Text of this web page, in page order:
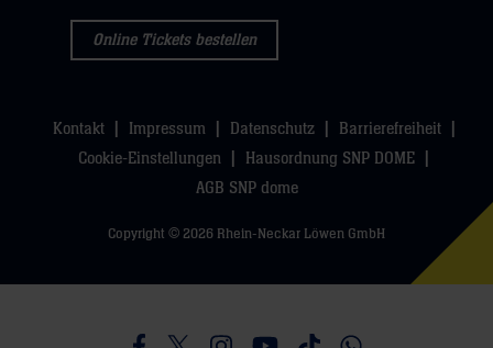
Online Tickets bestellen
Kontakt Impressum Datenschutz
Barrierefreiheit
Cookie-Einstellungen
Hausordnung SNP DOME
AGB SNP dome
Copyright © 2026 Rhein-Neckar Löwen GmbH